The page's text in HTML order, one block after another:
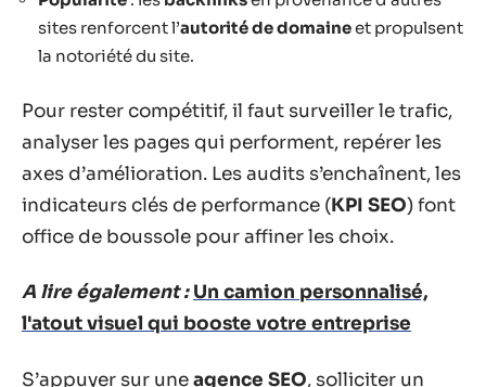
sites renforcent l’autorité de domaineet propulsent
la notoriété du site.
Pour rester compétitif, il faut surveiller le trafic,
analyser les pages qui performent, repérer les
axes d’amélioration. Les audits s’enchaînent, les
indicateurs clés de performance (KPI SEO) font
office de boussole pour affiner les choix.
A lire également : Un camion personnalisé,
l'atout visuel qui booste votre entreprise
S’appuyer sur uneagence SEO, solliciter un